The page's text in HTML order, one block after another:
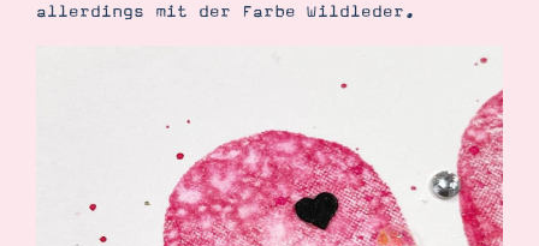
Suche Impressum Datenschutz
allerdings mit der Farbe Wildleder.